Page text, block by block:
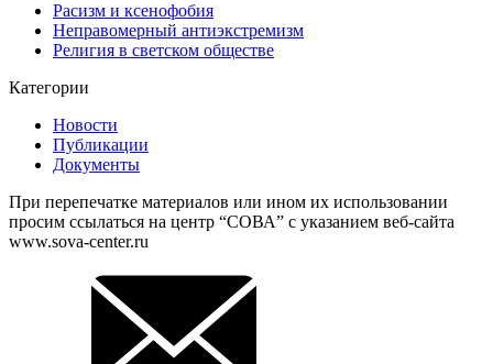
Расизм и ксенофобия
Неправомерный антиэкстремизм
Религия в светском обществе
Категории
Новости
Публикации
Документы
При перепечатке материалов или ином их использовании
просим ссылаться на центр “СОВА” с указанием веб-сайта
www.sova-center.ru